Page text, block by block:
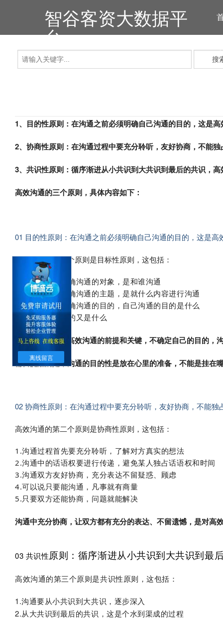
离线留言
智谷客资大数据平
台
搜
1、目的性原则：在沟通之前必须明确自己沟通的目的，这是
2、协商性原则：在沟通过程中要充分聆听，友好协商，不能
3、共识性原则：循序渐进从小共识到大共识到最后的共识，
高效沟通的三个原则，具体内容如下：
01 目的性原则：在沟通之前必须明确自己沟通的目的，这是高
高效沟通的第一个原则是目标性原则，这包括：
1.沟通之前要明确沟通的对象，是和谁沟通
2.沟通之前要明确沟通的主题，是就什么内容进行沟通
3.沟通之前要明确沟通的目的，自己沟通的目的是什么
4.沟通对象的目的又是什么
明确沟通目的是高效沟通的前提和关键，不确定自己的目的，
需要提醒的是，沟通的目的性是放在心里的准备，不能是挂
02 协商性原则：在沟通过程中要充分聆听，友好协商，不能独
高效沟通的第二个原则是协商性原则，这包括：
1.沟通过程首先要充分聆听，了解对方真实的想法
2.沟通中的话语权要进行传递，避免某人独占话语权和时间
3.沟通双方友好协商，充分表达不留疑惑、顾虑
4.可以说只要能沟通，凡事就有商量
5.只要双方还能协商，问题就能解决
沟通中充分协商，让双方都有充分的表达、不留遗憾，是对高
03 共识性原则：循序渐进从小共识到大共识到最
高效沟通的第三个原则是共识性原则，这包括：
1.沟通要从小共识到大共识，逐步深入
2.从大共识到最后的共识，这是个水到渠成的过程